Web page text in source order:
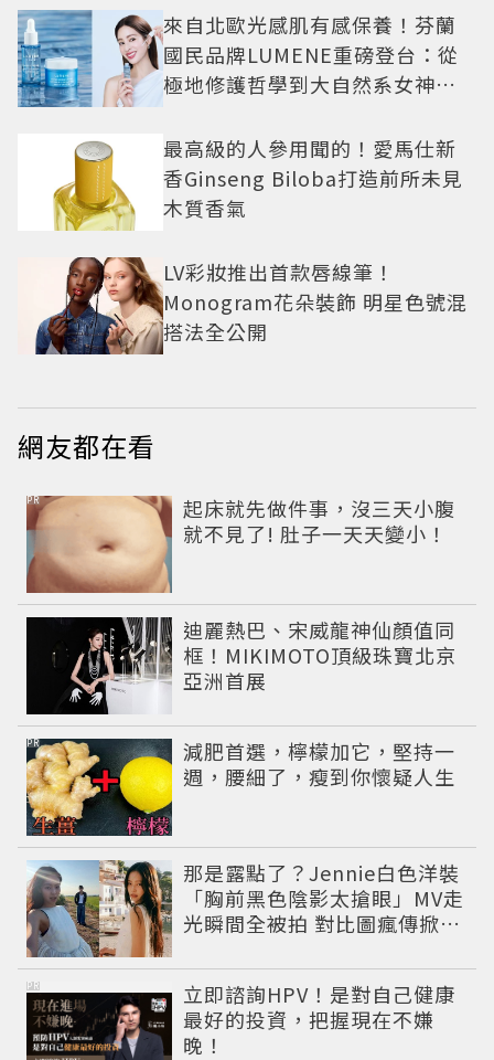
來自北歐光感肌有感保養！芬蘭
國民品牌LUMENE重磅登台：從
極地修護哲學到大自然系女神莫
最高級的人參用聞的！愛馬仕新
香Ginseng Biloba打造前所未見
木質香氣
LV彩妝推出首款唇線筆！
Monogram花朵裝飾 明星色號混
搭法全公開
網友都在看
起床就先做件事，沒三天小腹
就不見了! 肚子一天天變小！
PR
迪麗熱巴、宋威龍神仙顏值同
框！MIKIMOTO頂級珠寶北京
亞洲首展
減肥首選，檸檬加它，堅持一
週，腰細了，瘦到你懷疑人生
PR
那是露點了？Jennie白色洋裝
「胸前黑色陰影太搶眼」MV走
光瞬間全被拍 對比圖瘋傳掀論
立即諮詢HPV！是對自己健康
最好的投資，把握現在不嫌
晚！
PR